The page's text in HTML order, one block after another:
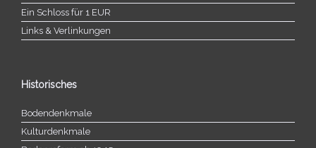
Ein Schloss für 1 EUR
Links & Verlinkungen
Historisches
Bodendenkmale
Kulturdenkmale